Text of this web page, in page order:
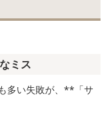
ミス
多い失敗が、**「サ